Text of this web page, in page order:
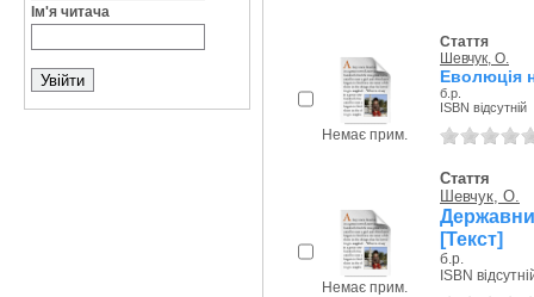
Ім'я читача
Немає прим.
Стаття
Шевчук, О.
Еволюція
б.р.
ISBN відсутній
Немає прим.
Стаття
Шевчук, О.
[Текст]
б.р.
ISBN